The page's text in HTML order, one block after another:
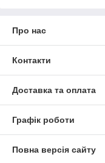
Про нас
Контакти
Доставка та оплата
Графік роботи
Повна версія сайту